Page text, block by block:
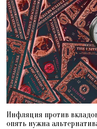
Инфляция против
опять нужна